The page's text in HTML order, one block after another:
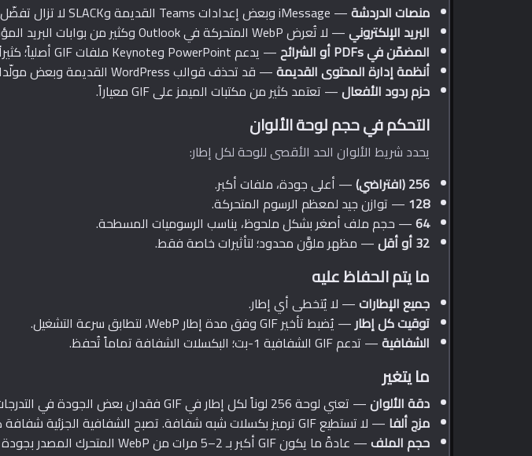
منصات الدردشة— iMessage وبعض إعدادات Teams القديمة وSLACK لا تزال تفضّل GIF.
البريد الإلكتروني— لا تُعرض WebP المتحركة في Outlook وكثير من بوابات البريد المؤسسي.
المضمّن في PDFs أو الشرائح
— يدعم PowerPoint وKeynote ملفات GIF أصلياً؛ كثيراً ما تُعطل WebP.
أنظمة إدارة المحتوى القديمة— قد تحذف قوالب WordPress القديمة وبعض مولّدات المواقع الثابتة ملفات WebP.
حزم ردود الأفعال— تعتمد كثير من مكتبات الميمز على GIF معياراً.
التحكم في حجم لوحة الألوان
يحدد شريط الألوان الحد الأقصى للوحة لكل إطار:
256 (افتراضي)
— أعلى جودة، ملفات أكبر.
128 — توازن جيد لمعظم الرسوم المتحركة.
64— حجم ملف أصغر بشكل ملحوظ، يناسب الرسوميات المسطحة.
32 أو أقل
— مظهر ملوَّن محدود؛ لتأثيرات خاصة فقط.
ما يتم الحفاظ عليه
جميع الإطارات— لا يُتخطى أي إطار.
توقيت كل إطار— يُضبط تأخير GIF وفق مدة إطار WebP، لتطابق سرعة التشغيل.
الشفافية— تدعم GIF الشفافية 1-بت؛ البكسلات الشفافة تماماً تُحفظ.
ما يتغير
دقة الألوان— تعني لوحة 256 لوناً لكل إطار في GIF فقدان بعض الجودة في التدرجات والصور الفوتوغرافية.
مزج ألفا — لا تستطيع GIF ترميز بكسلات شبه شفافة. تصبح الشفافية الجزئية شفافة كلياً أو معتمة كلياً.
حجم الملف— عادةً ما يكون GIF أكبر بـ 2–5 مرات من WebP المتحرك المصدر بجودة مكافئة.